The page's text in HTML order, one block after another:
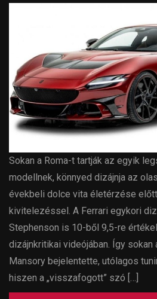
Sokan a Roma-t tartják az egyik
modellnek, könnyed dizájnja az
évekbeli dolce vita életérzése
kivitelezéssel. A Ferrari egykori
Stephenson is 10-ből 9,5-re
dizájnkritikai videójában. Így sokan
Mansory bejelentette, utólagos
hiszen a „visszafogott” szó […]